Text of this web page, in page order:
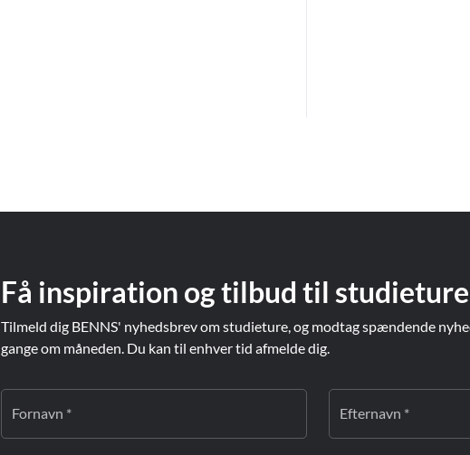
Få inspiration og tilbud til
Tilmeld dig BENNS' nyhedsbrev om studieture, og modtag spændende
gange om måneden. Du kan til enhver tid afmelde dig.
Fornavn * Efternavn *